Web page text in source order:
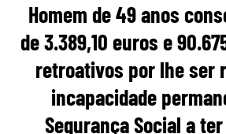
Homem de 49 anos
de 3.389,10 euros e
retroativos por lhe ser
incapacidade
Segurança Social a